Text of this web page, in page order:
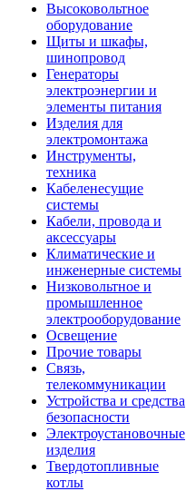
Высоковольтное
оборудование
Щиты и шкафы,
шинопровод
Генераторы
электроэнергии и
элементы питания
Изделия для
электромонтажа
Инструменты,
техника
Кабеленесущие
системы
Кабели, провода и
аксессуары
Климатические и
инженерные системы
Низковольтное и
промышленное
электрооборудование
Освещение
Прочие товары
Связь,
телекоммуникации
Устройства и средства
безопасности
Электроустановочные
изделия
Твердотопливные
котлы